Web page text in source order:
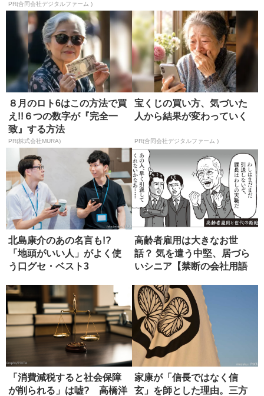
PR(合同会社デジタルファーム )
８月のロト6はこの方法で買
え!!６つの数字が『完全一
致』する方法
PR(株式会社MURA)
宝くじの買い方、気づいた
人から結果が変わっていく
PR(合同会社デジタルファーム )
北島康介のあの名言も!?
「地頭がいい人」がよく使
う口グセ・ベスト3
高齢者雇用は大きなお世
話？ 気を遣う中堅、居づら
いシニア【禁断の会社用語
「消費減税すると社会保障
が削られる」は嘘? 高橋洋
家康が「信長ではなく信
玄」を師とした理由。三方